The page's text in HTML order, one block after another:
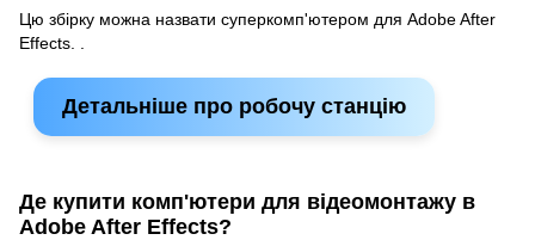
Цю збірку можна назвати суперкомп'ютером для Adobe After
Effects. .
Детальніше про робочу станцію
Де купити комп'ютери для відеомонтажу в
Adobe After Effects?